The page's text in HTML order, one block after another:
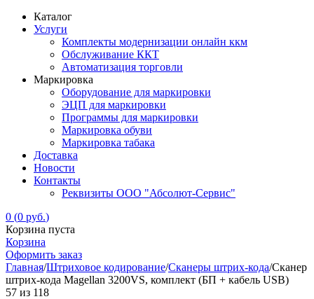
Каталог
Услуги
Комплекты модернизации онлайн ккм
Обслуживание ККТ
Автоматизация торговли
Маркировка
Оборудование для маркировки
ЭЦП для маркировки
Программы для маркировки
Маркировка обуви
Маркировка табака
Доставка
Новости
Контакты
Реквизиты ООО "Абсолют-Сервис"
0 (0 руб.)
Корзина пуста
Корзина
Оформить заказ
Главная/Штриховое кодирование/Сканеры штрих-кода/Сканер
штрих-кода Magellan 3200VS, комплект (БП + кабель USB)
57 из 118